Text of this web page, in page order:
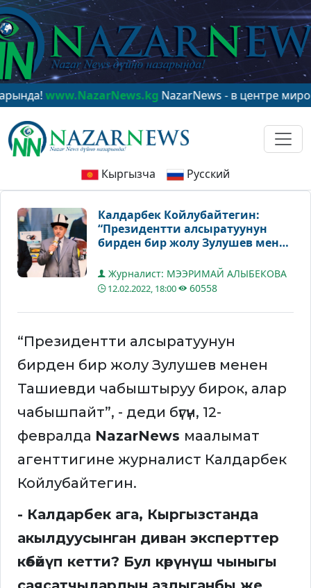
NazarNews - в центре мирового
Кыргызча Русский
Калдарбек Койлубайтегин:
“Президентти алсыратуунун
бирден бир жолу Зулушев менен
алар чабышпайт”
Журналист: МЭЭРИМАЙ АЛЫБЕКОВА
12.02.2022, 18:00 60558
“Президентти алсыратуунун
бирден бир жолу Зулушев менен
Ташиевди чабыштыруу бирок, алар
чабышпайт”, - деди бүгүн, 12-
февралда NazarNews маалымат
агенттигине журналист Калдарбек
Койлубайтегин.
- Калдарбек ага, Кыргызстанда
акылдуусынган диван эксперттер
көбөйүп кетти? Бул көрүнүш чыныгы